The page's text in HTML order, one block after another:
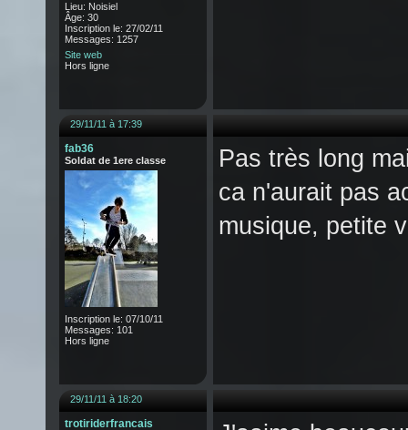
Lieu: Noisiel
Âge: 30
Inscription le: 27/02/11
Messages: 1257
Site web
Hors ligne
29/11/11 à 17:39
fab36
Soldat de 1ere classe
Inscription le: 07/10/11
Messages: 101
Hors ligne
Pas très long
ca n'aurait pas
musique, petite
29/11/11 à 18:20
trotiriderfrancais